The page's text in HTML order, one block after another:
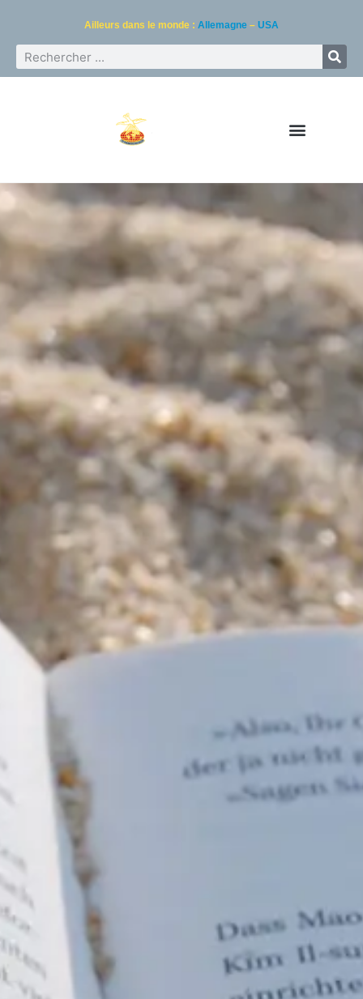
Ailleurs dans le monde : Allemagne – USA